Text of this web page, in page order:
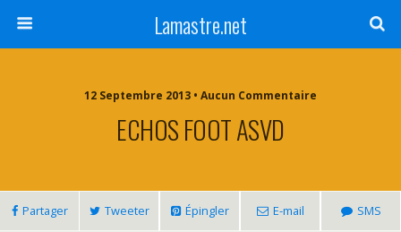
Lamastre.net
12 Septembre 2013 • Aucun Commentaire
ECHOS FOOT ASVD
Partager Tweeter Épingler E-mail SMS